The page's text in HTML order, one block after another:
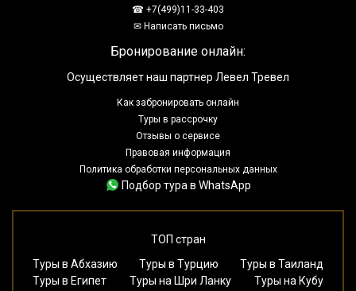
☎ +7(499)11-33-403
✉ Написать письмо
Бронирование онлайн:
Осуществляет наш партнер Левел Тревел
Как забронировать онлайн
Туры в рассрочку
Отзывы о сервисе
Правовая информация
Политика обработки персональных данных
Подбор тура в WhatsApp
ТОП стран
Туры в Абхазию
Туры в Турцию
Туры в Таиланд
Туры в Египет
Туры на Шри Ланку
Туры на Кубу